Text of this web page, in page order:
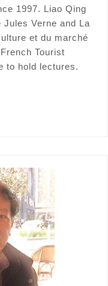
1997. Liao Qing
Verne and La
et du marché
Tourist
to hold lectures.